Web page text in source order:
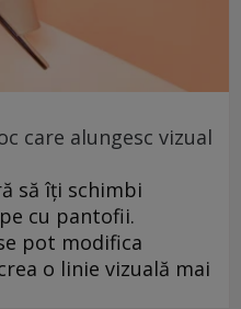
care alungesc vizual
să îți schimbi
cu pantofii.
pot modifica
o linie vizuală mai